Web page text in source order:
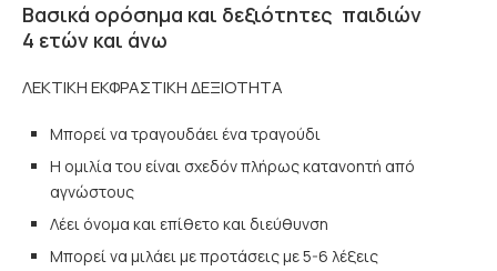
Βασικά ορόσημα και δεξιότητες παιδιών
4 ετών και άνω
ΛΕΚΤΙΚΗ ΕΚΦΡΑΣΤΙΚΗ ΔΕΞΙΟΤΗΤΑ
Μπορεί να τραγουδάει ένα τραγούδι
Η ομιλία του είναι σχεδόν πλήρως κατανοητή από
αγνώστους
Λέει όνομα και επίθετο και διεύθυνση
Μπορεί να μιλάει με προτάσεις με 5-6 λέξεις